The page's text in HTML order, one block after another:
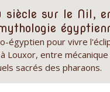
siècle sur le Nil,
égyptien pour vivre
Louxor, entre
sacrés des pharaons.